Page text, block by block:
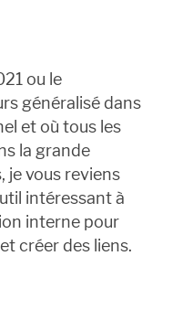
ou le
généralisé dans
et où tous les
la grande
je vous reviens
intéressant à
interne pour
créer des liens.